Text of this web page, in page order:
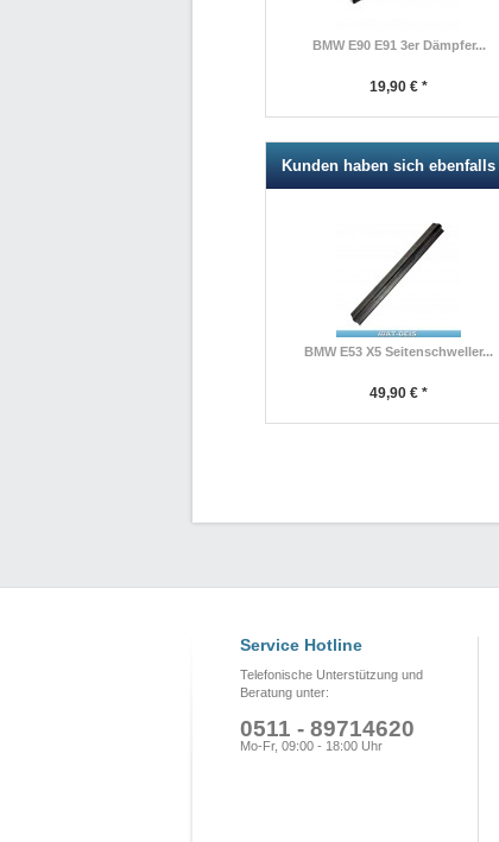
BMW E90 E91 3er Dämpfer...
19,90 € *
Kunden haben sich ebenfalls
BMW E53 X5 Seitenschweller...
49,90 € *
Service Hotline
Telefonische Unterstützung und
Beratung unter:
0511 - 89714620
Mo-Fr, 09:00 - 18:00 Uhr